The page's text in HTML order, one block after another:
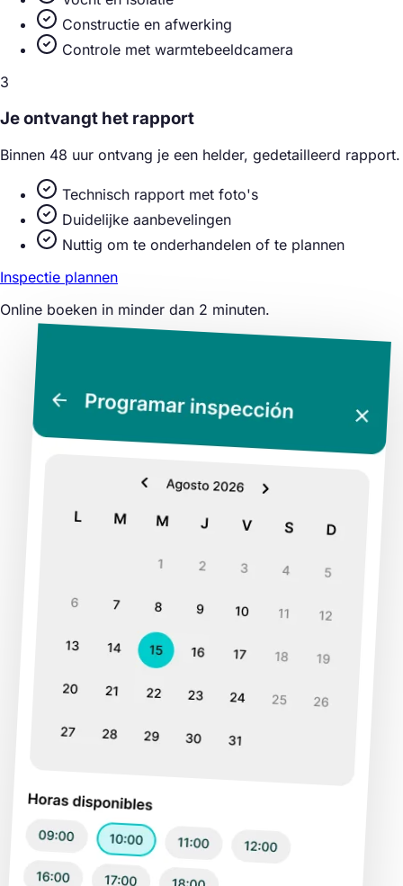
Constructie en afwerking
Controle met warmtebeeldcamera
3
Je ontvangt het rapport
Binnen 48 uur ontvang je een helder, gedetailleerd rapport.
Technisch rapport met foto's
Duidelijke aanbevelingen
Nuttig om te onderhandelen of te plannen
Inspectie plannen
Online boeken in minder dan 2 minuten.